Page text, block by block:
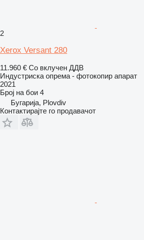
2
Xerox Versant 280
11.960 € Со вклучен ДДВ
Индустриска опрема - фотокопир апарат
2021
Број на бои 4
Бугарија, Plovdiv
Контактирајте го продавачот